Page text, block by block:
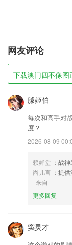
网友评论
下载澳门四不像
滕姬伯
每次和高手对
度？
2026-08-09
赖婵堂 ：战
尚儿言 ：提
来自
更多回复
窦灵才